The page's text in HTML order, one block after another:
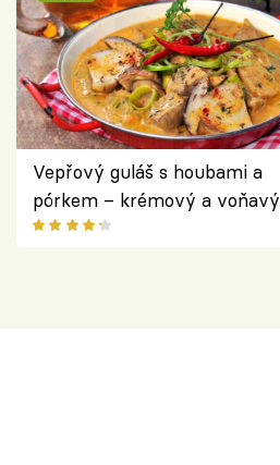
Vepřový guláš s houbami a
pórkem – krémový a voňavý
pokrm z jednoho hrnce